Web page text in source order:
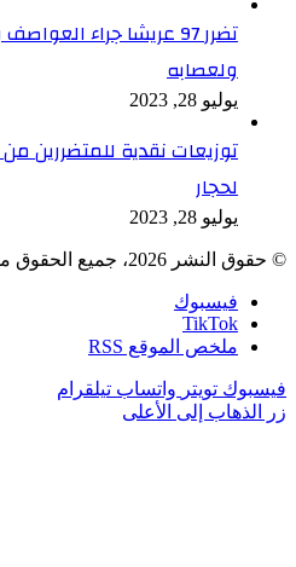
تضرر 97 عريشا جراء
ولعصابه
يوليو 28, 2023
توزيعات نقدية للمتضررين
لحجار
يوليو 28, 2023
© حقوق النشر 2026، جميع الحقوق محفوظة
فيسبوك
TikTok
ملخص الموقع RSS
فيسبوك تويتر واتساب تيلقرام
زر الذهاب إلى الأعلى